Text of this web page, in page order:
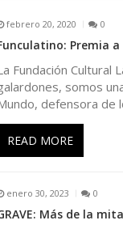
febrero 20, 2020 0
Premia
Fundación Cultural
somos
defensora de
READ MORE
enero 30, 2023 0
Más de la